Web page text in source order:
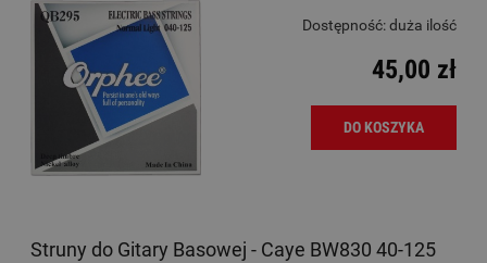
Dostępność:duża ilość
45,00 zł
DO KOSZYKA
Struny do Gitary Basowej - Caye BW830 40-125